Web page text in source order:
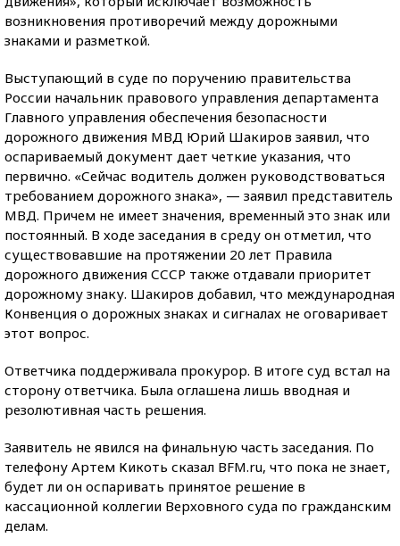
возникновения противоречий между дорожными
знаками и разметкой.
Выступающий в суде по поручению правительства
России начальник правового управления департамента
Главного управления обеспечения безопасности
дорожного движения МВД Юрий Шакиров заявил, что
оспариваемый документ дает четкие указания, что
первично. «Сейчас водитель должен руководствоваться
требованием дорожного знака», — заявил представитель
МВД. Причем не имеет значения, временный это знак или
постоянный. В ходе заседания в среду он отметил, что
существовавшие на протяжении 20 лет Правила
дорожного движения СССР также отдавали приоритет
дорожному знаку. Шакиров добавил, что международная
Конвенция о дорожных знаках и сигналах не оговаривает
этот вопрос.
Ответчика поддерживала прокурор. В итоге суд встал на
сторону ответчика. Была оглашена лишь вводная и
резолютивная часть решения.
Заявитель не явился на финальную часть заседания. По
телефону Артем Кикоть сказал BFM.ru, что пока не знает,
будет ли он оспаривать принятое решение в
кассационной коллегии Верховного суда по гражданским
делам.